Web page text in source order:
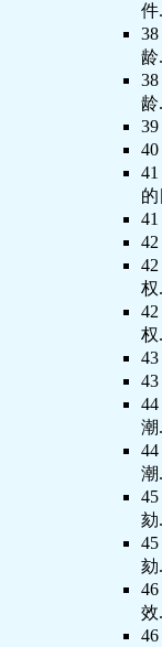
件
龄
龄
权
权
潮
潮
劾
劾
效